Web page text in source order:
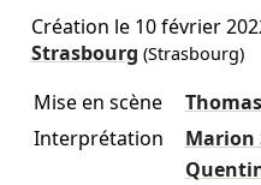
Création le 10 février
Strasbourg (Strasbourg)
Mise en scène
Interprétation
Marion